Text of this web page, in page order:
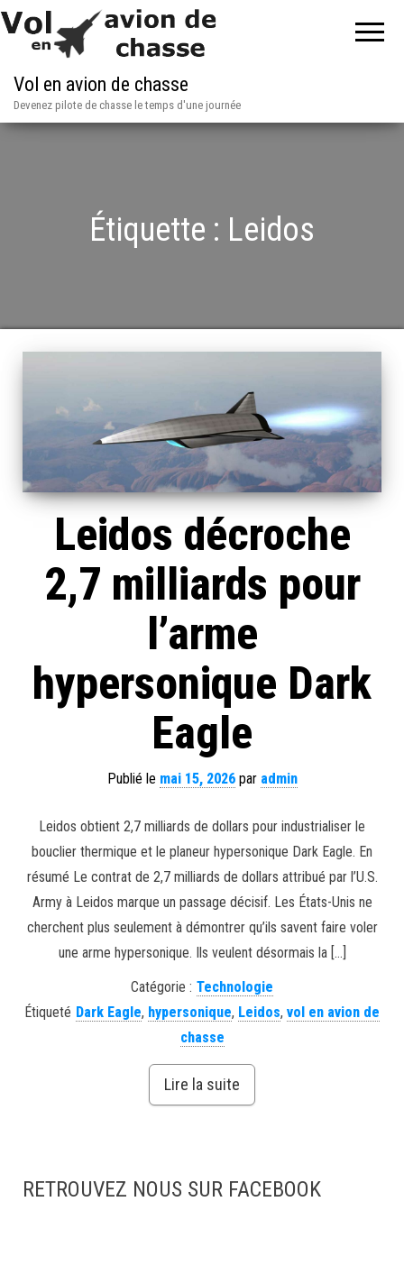
Vol en avion de chasse
Devenez pilote de chasse le temps d'une journée
Étiquette : Leidos
Leidos décroche
2,7 milliards pour
l’arme
hypersonique Dark
Eagle
Publié le mai 15, 2026par admin
Leidos obtient 2,7 milliards de dollars pour industrialiser le
bouclier thermique et le planeur hypersonique Dark Eagle. En
résumé Le contrat de 2,7 milliards de dollars attribué par l’U.S.
Army à Leidos marque un passage décisif. Les États-Unis ne
cherchent plus seulement à démontrer qu’ils savent faire voler
une arme hypersonique. Ils veulent désormais la […]
Catégorie : Technologie
Étiqueté Dark Eagle, hypersonique, Leidos, vol en avion de
chasse
Lire la suite
RETROUVEZ NOUS SUR FACEBOOK